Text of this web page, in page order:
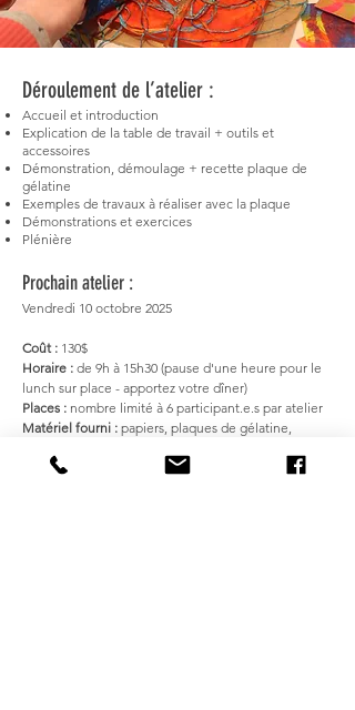
Déroulement de l’atelier :
Accueil et introduction
Explication de la table de travail + outils et
accessoires
Démonstration, démoulage + recette plaque de
gélatine
Exemples de travaux à réaliser avec la plaque
Démonstrations et exercices
Plénière
Prochainatelier :
Vendredi 10 octobre 2025
Coût : 130$
Horaire : de 9h à 15h30 (pause d'une heure pour le
lunch sur place - apportez votre dîner)
Places : nombre limité à 6 participant.e.s par atelier
Matériel fourni : papiers, plaques de gélatine,
Matériel à apporter :
vos couleurs à l'acrylique,